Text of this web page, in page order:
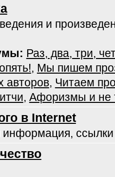
и
Раз, два, три,
, Мы пишем
авторов, Читаем
, Афоризмы и не
в Internet
информация,